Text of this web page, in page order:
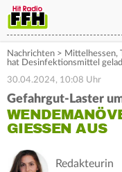
Nachrichten > Mittelhessen,
hat Desinfektionsmittel
30.04.2024, 10:08 Uhr
Gefahrgut-Laster
GIESSEN AUS
Redakteurin